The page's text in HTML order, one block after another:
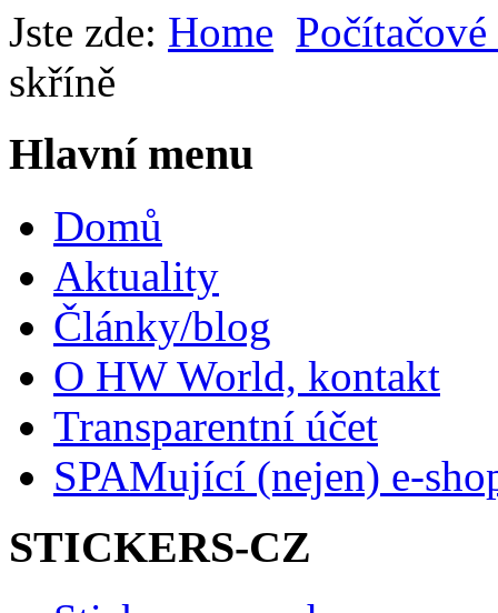
Jste zde: Home
skříně
Hlavní menu
Domů
Aktuality
Články/blog
O HW World, kontakt
Transparentní účet
SPAMující (nejen) e-
STICKERS-CZ